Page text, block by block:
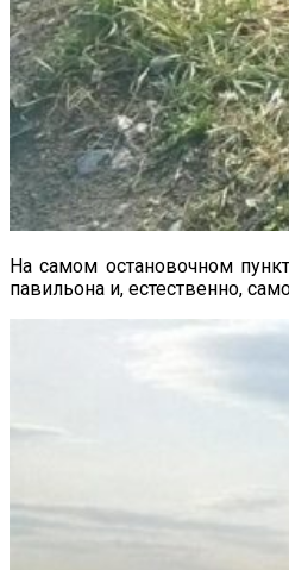
На самом остановочном
павильона и, естественно,